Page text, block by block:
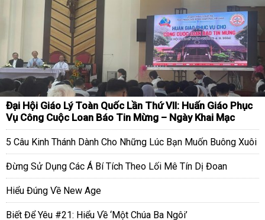
Đại Hội Giáo Lý Toàn Quốc Lần Thứ VII: Huấn Giáo Phục
Vụ Công Cuộc Loan Báo Tin Mừng – Ngày Khai Mạc
5 Câu Kinh Thánh Dành Cho Những Lúc Bạn Muốn Buông Xuôi
Đừng Sử Dụng Các Á Bí Tích Theo Lối Mê Tín Dị Đoan
Hiểu Đúng Về New Age
Biết Để Yêu #21: Hiểu Về ‘Một Chúa Ba Ngôi’